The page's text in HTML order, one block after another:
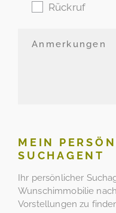
Rückruf
MEIN
SUCHAGENT
Ihr persönlicher
Wunschimmobilie
Vorstellungen zu